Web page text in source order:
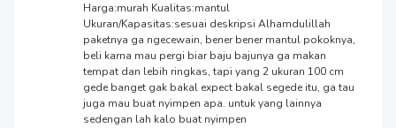
Harga:murah Kualitas:mantul
Ukuran/Kapasitas:sesuai deskripsi Alhamdulillah
paketnya ga ngecewain, bener bener mantul pokoknya,
beli karna mau pergi biar baju bajunya ga makan
tempat dan lebih ringkas, tapi yang 2 ukuran 100 cm
gede banget gak bakal expect bakal segede itu, ga tau
juga mau buat nyimpen apa. untuk yang lainnya
sedengan lah kalo buat nyimpen